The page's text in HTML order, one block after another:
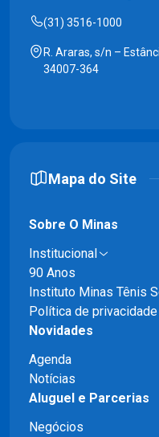
(31) 3516-1000
R. Araras, s/n –
34007-364
Mapa do Site
Sobre O Minas
Institucional
90 Anos
Instituto Minas Tênis
Política de privacidade
Novidades
Agenda
Notícias
Aluguel e Parcerias
Negócios